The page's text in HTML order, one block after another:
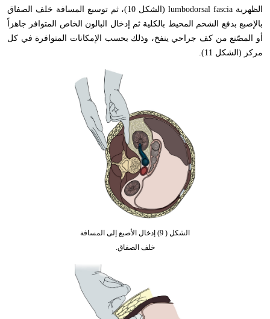
الظهرية lumbodorsal fascia
(الشكل 10)، ثم توسيع المسافة خلف الصفاق
بالإصبع بدفع الشحم المحيط بالكلية ثم إدخال البالون الخاص المتوافر جاهزاً
أو المصّنع من كف جراحي ينفخ، وذلك بحسب الإمكانات المتوافرة في كل
مركز (الشكل 11).
الشكل ( 9) إدخال الأصبع إلى المسافة
خلف الصفاق.